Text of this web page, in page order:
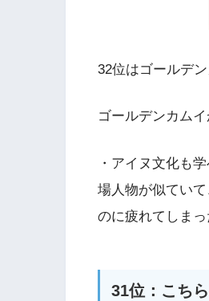
32位はゴールデ
ゴールデンカム
・アイヌ文化も
場人物が似てい
のに疲れてしまっ
31位：こち